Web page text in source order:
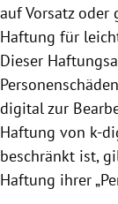
auf Vorsatz
Haftung für
Dieser
digital zur
Haftung von k-
beschränkt ist,
Haftung ihrer